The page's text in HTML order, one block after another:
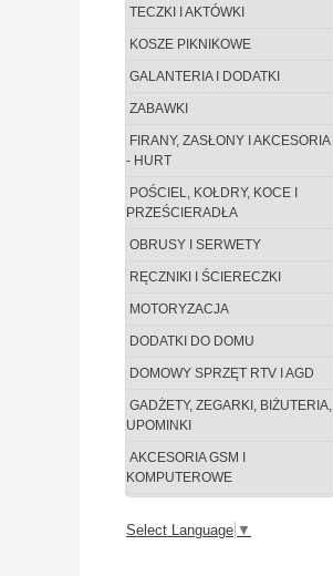
TECZKI I AKTÓWKI
KOSZE PIKNIKOWE
GALANTERIA I DODATKI
ZABAWKI
FIRANY, ZASŁONY I AKCESORIA
- HURT
POŚCIEL, KOŁDRY, KOCE I
PRZEŚCIERADŁA
OBRUSY I SERWETY
RĘCZNIKI I ŚCIERECZKI
MOTORYZACJA
DODATKI DO DOMU
DOMOWY SPRZĘT RTV I AGD
GADŻETY, ZEGARKI, BIŻUTERIA,
UPOMINKI
AKCESORIA GSM I
KOMPUTEROWE
Select Language ▼